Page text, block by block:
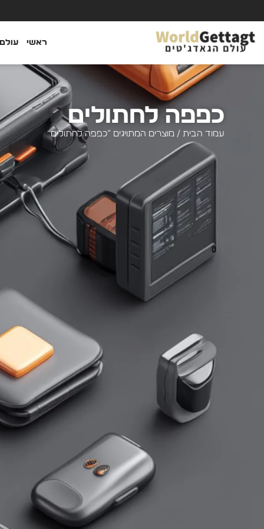
ראשי
כפפה לחתולים
עמוד הבית / מוצרים המתויגים “כפפה לחתולים”